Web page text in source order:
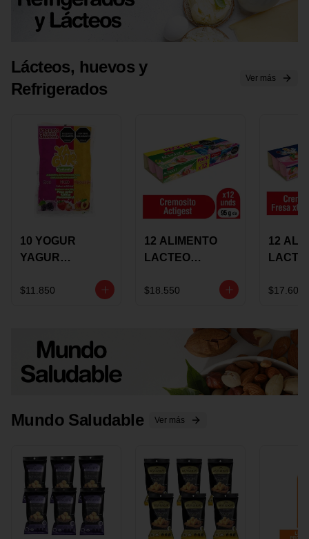
Lácteos, huevos y
Refrigerados
Ver más
10 YOGUR
YAGUR
150ML SURTIDO
$11.850
12 ALIMENTO
LACTEO
ALQUERIA
$18.550
12
$17.600
Mundo Saludable Ver más